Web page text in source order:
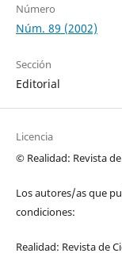
Número
Núm. 89 (2002)
Sección
Editorial
Licencia
© Realidad: Revista
Los autores/as que
condiciones:
Realidad: Revista de